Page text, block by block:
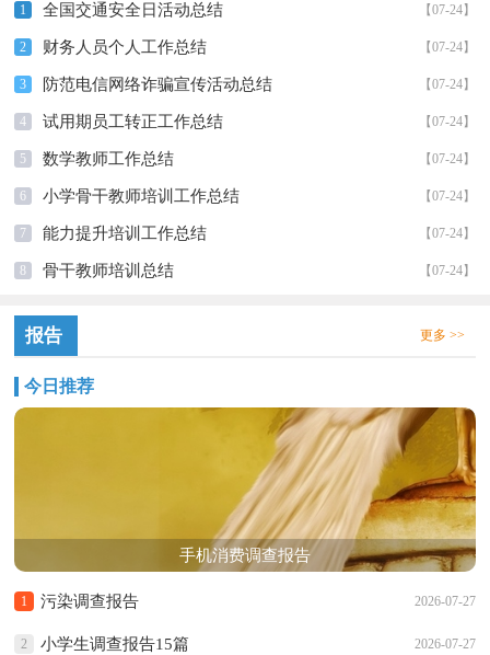
1 【07-24】
全国交通安全日活动总结
2 【07-24】
财务人员个人工作总结
3 【07-24】
防范电信网络诈骗宣传活动总结
4 【07-24】
试用期员工转正工作总结
5 【07-24】
数学教师工作总结
6 【07-24】
小学骨干教师培训工作总结
7 【07-24】
能力提升培训工作总结
8 【07-24】
骨干教师培训总结
报告 更多 >>
今日推荐
手机消费调查报告
1 2026-07-27
污染调查报告
2 2026-07-27
小学生调查报告15篇